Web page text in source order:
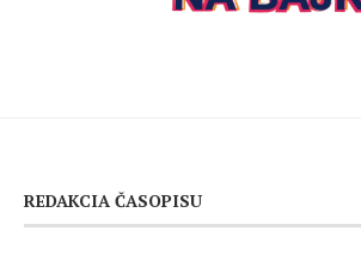
REDAKCIA ČASOPISU